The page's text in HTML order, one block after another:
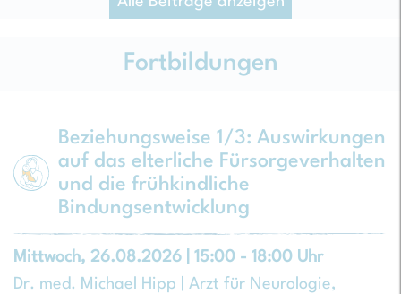
Fortbildungen
Beziehungsweise 1/3: Auswirkungen
auf das elterliche Fürsorgeverhalten
und die frühkindliche
Bindungsentwicklung
Mittwoch, 26.08.2026 | 15:00 - 18:00 Uhr
Dr. med. Michael Hipp | Arzt für Neurologie,